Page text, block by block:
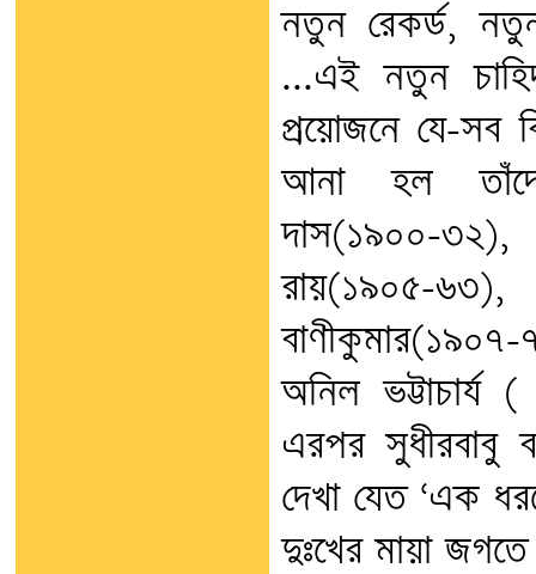
নতুন রেকর্ড,
...এই নতুন
প্রয়োজনে যে-সব
আনা হল
দাস(১৯০০-
রায়(১৯০৫-
অনিল
এরপর সুধীরবাবু
দেখা যেত ‘এক
দুঃখের মায়া